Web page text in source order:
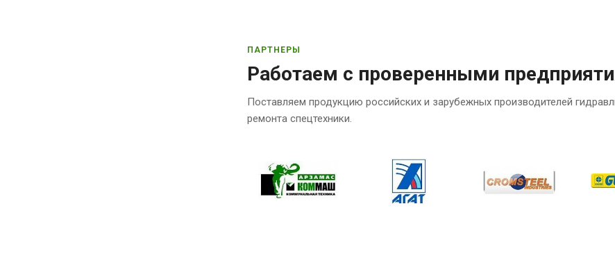
ПАРТНЕРЫ
Работаем с проверенными
Поставляем продукцию российских и зарубежных производителей
ремонта спецтехники.